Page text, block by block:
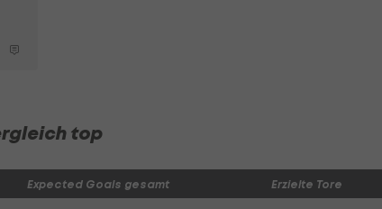
top
Expected Goals gesamt Erzielte Tore